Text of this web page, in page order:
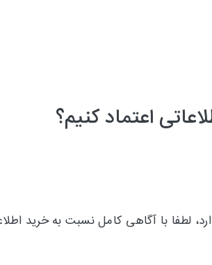
اعتماد کنیم؟
لطفا با آگاهی کامل نسبت به خرید